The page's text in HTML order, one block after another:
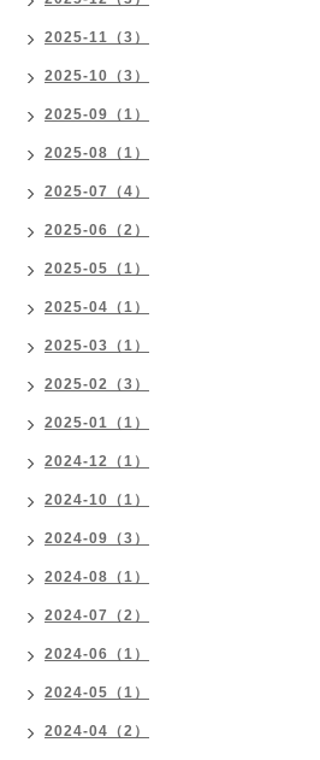
2025-11（3）
2025-10（3）
2025-09（1）
2025-08（1）
2025-07（4）
2025-06（2）
2025-05（1）
2025-04（1）
2025-03（1）
2025-02（3）
2025-01（1）
2024-12（1）
2024-10（1）
2024-09（3）
2024-08（1）
2024-07（2）
2024-06（1）
2024-05（1）
2024-04（2）